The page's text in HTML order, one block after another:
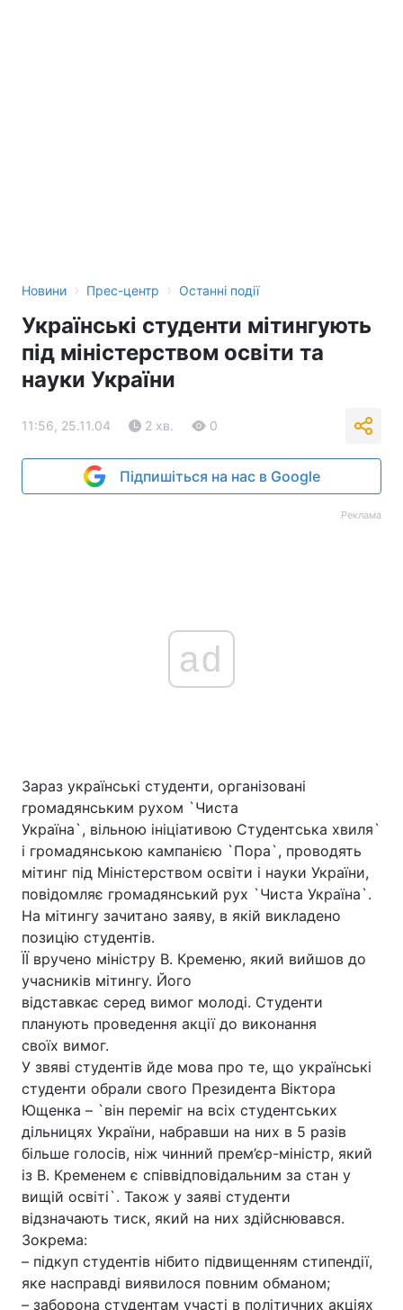
Новини › Прес-центр › Останні події
Українські студенти мітингують
під міністерством освіти та
науки України
11:56, 25.11.04 2 хв. 0
Підпишіться на нас в Google
Реклама
ad
Зараз українські студенти, організовані
громадянським рухом `Чиста
Україна`, вільною ініціативою Студентська хвиля`
і громадянською кампанією `Пора`, проводять
мітинг під Міністерством освіти і науки України,
повідомляє громадянський рух `Чиста Україна`.
На мітингу зачитано заяву, в якій викладено
позицію студентів.
ЇЇ вручено міністру В. Кременю, який вийшов до
учасників мітингу. Його
відставкає серед вимог молоді. Студенти
планують проведення акції до виконання
своїх вимог.
У звяві студентів йде мова про те, що українські
студенти обрали свого Президента Віктора
Ющенка – `він переміг на всіх студентських
дільницях України, набравши на них в 5 разів
більше голосів, ніж чинний прем’єр-міністр, який
із В. Кременем є співвідповідальним за стан у
вищій освіті`. Також у заяві студенти
відзначають тиск, який на них здійснювався.
Зокрема:
– підкуп студентів нібито підвищенням стипендії,
яке насправді виявилося повним обманом;
– заборона студентам участі в політичних акціях